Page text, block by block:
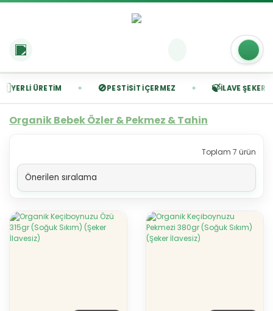
ÜRETIM PESTISIT İÇERMEZ İLAVE ŞEKERSIZ
Organik Bebek Özler & Pekmez & Tahin
Toplam 7 ürün